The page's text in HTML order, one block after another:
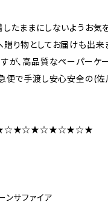
たままにしないようお気
り物としてお届けも出来
が、高品質なペーパーケ
便で手渡し安心安全の(
ンサファイア